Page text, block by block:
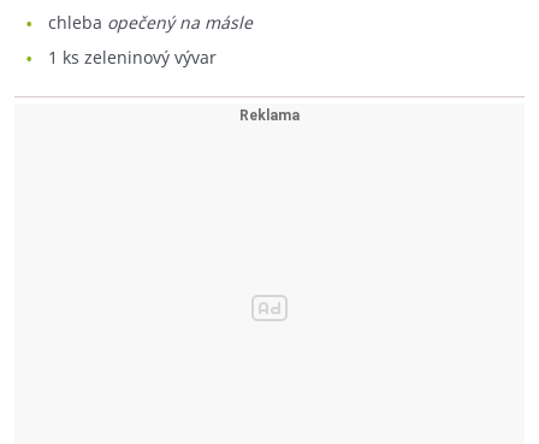
chleba opečený na másle
1 ks zeleninový vývar